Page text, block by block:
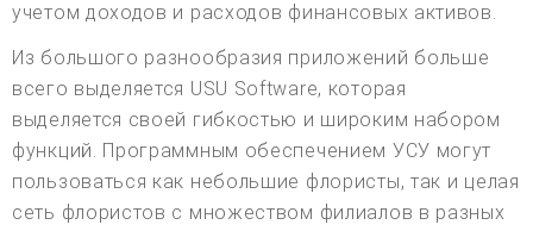
учетом доходов и расходов финансовых активов.
Из большого разнообразия приложений больше
всего выделяется USU Software, которая
выделяется своей гибкостью и широким набором
функций. Программным обеспечением УСУ могут
пользоваться как небольшие флористы, так и целая
сеть флористов с множеством филиалов в разных